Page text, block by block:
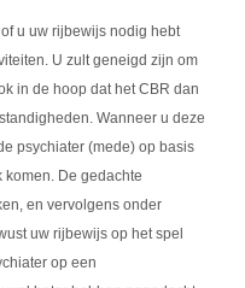
u uw rijbewijs nodig hebt
U zult geneigd zijn om
in de hoop dat het CBR dan
Wanneer u deze
psychiater (mede) op basis
De gedachte
en vervolgens onder
uw rijbewijs op het spel
op een